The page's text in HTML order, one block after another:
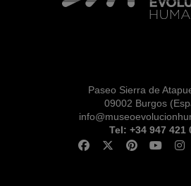
Paseo Sierra de
09002 Burgos
Tel: +34 947 421